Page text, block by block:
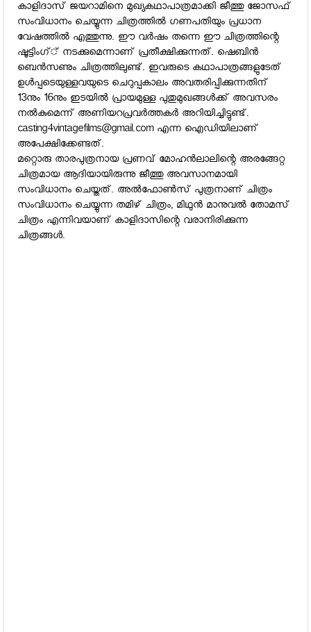
കാളിദാസ് ജയറാമിനെ മുഖ്യകഥാപാത്രമാക്കി ജീത്തു ജോസഫ്
സംവിധാനം ചെയ്യുന്ന ചിത്രത്തില്‍ ഗണപതിയും പ്രധാന
വേഷത്തില്‍ എത്തുന്നു. ഈ വര്‍ഷം തന്നെ ഈ ചിത്രത്തിന്റെ
ഷൂട്ടിംഗ്് നടക്കുമെന്നാണ് പ്രതീക്ഷിക്കുന്നത്. ഷെബിന്‍
ബെന്‍സണും ചിത്രത്തിലുണ്ട്. ഇവരുടെ കഥാപാത്രങ്ങളുടേത്
ഉള്‍പ്പടെയുള്ളവയുടെ ചെറുപ്പകാലം അവതരിപ്പിക്കുന്നതിന്
13നും 16നും ഇടയില്‍ പ്രായമുള്ള പുതുമുഖങ്ങള്‍ക്ക് അവസരം
നല്‍കുമെന്ന് അണിയറപ്രവര്‍ത്തകര്‍ അറിയിച്ചിട്ടുണ്ട്.
casting4vintagefilms@gmail.comഎന്ന ഐഡിയിലാണ്
അപേക്ഷിക്കേണ്ടത്.
മറ്റൊരു താരപുത്രനായ പ്രണവ് മോഹന്‍ലാലിന്റെ അരങ്ങേറ്റ
ചിത്രമായ ആദിയായിരുന്നു ജീത്തു അവസാനമായി
സംവിധാനം ചെയ്തത്. അല്‍ഫോണ്‍സ് പുത്രനാണ് ചിത്രം
സംവിധാനം ചെയ്യുന്ന തമിഴ് ചിത്രം, മിഥുന്‍ മാനുവല്‍ തോമസ്
ചിത്രം എന്നിവയാണ് കാളിദാസിന്റെ വരാനിരിക്കുന്ന
ചിത്രങ്ങള്‍.